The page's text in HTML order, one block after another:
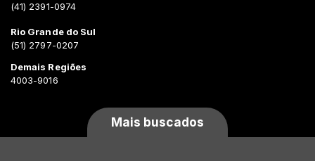
(41) 2391-0974
Rio Grande do Sul
(51) 2797-0207
Demais Regiões
4003-9016
Mais buscados